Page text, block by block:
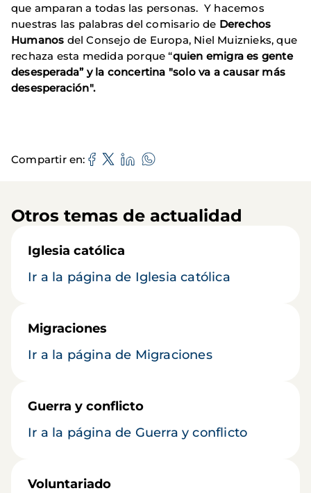
que amparan a todas las personas. Y hacemos
nuestras las palabras del comisario de Derechos
Humanos del Consejo de Europa, Niel Muiznieks, que
rechaza esta medida porque “quien emigra es gente
desesperada” y la concertina "solo va a causar más
desesperación".
Compartir en
Otros temas de actualidad
Iglesia católica
Ir a la página de Iglesia católica
Migraciones
Ir a la página de Migraciones
Guerra y conflicto
Ir a la página de Guerra y conflicto
Voluntariado